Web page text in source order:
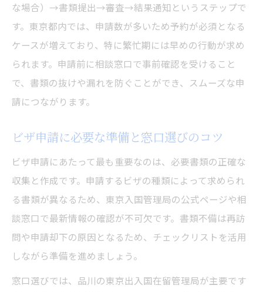
入国管理局窓口の場所と受付時間まとめ
東京でのビザ申請に便利な交通手段の選び
方
ビザ申請時の予約方法と窓口選びのポイン
東京入国管理局の予約手順と注意事項
混雑を避けるビザ申請の時間帯とコツ
窓口選択で間違えないためのビザ申請知識
ビザ申請の予約確認と当日の流れ解説
必要書類の準備と問い合わせ先まとめ
ビザ申請で必要な書類と準備の手順
東京都で書類不備を防ぐビザ申請対策
問い合わせ先とビザ申請サポート窓口一覧
な場合）→書類提出→審査→結果通知というステップで
す。東京都内では、申請数が多いため予約が必須となる
ケースが増えており、特に繁忙期には早めの行動が求め
られます。申請前に相談窓口で事前確認を受けること
で、書類の抜けや漏れを防ぐことができ、スムーズな申
請につながります。
ビザ申請に必要な準備と窓口選びのコツ
ビザ申請にあたって最も重要なのは、必要書類の正確な
収集と作成です。申請するビザの種類によって求められ
る書類が異なるため、東京入国管理局の公式ページや相
談窓口で最新情報の確認が不可欠です。書類不備は再訪
問や申請却下の原因となるため、チェックリストを活用
しながら準備を進めましょう。
窓口選びでは、品川の東京出入国在留管理局が主要です